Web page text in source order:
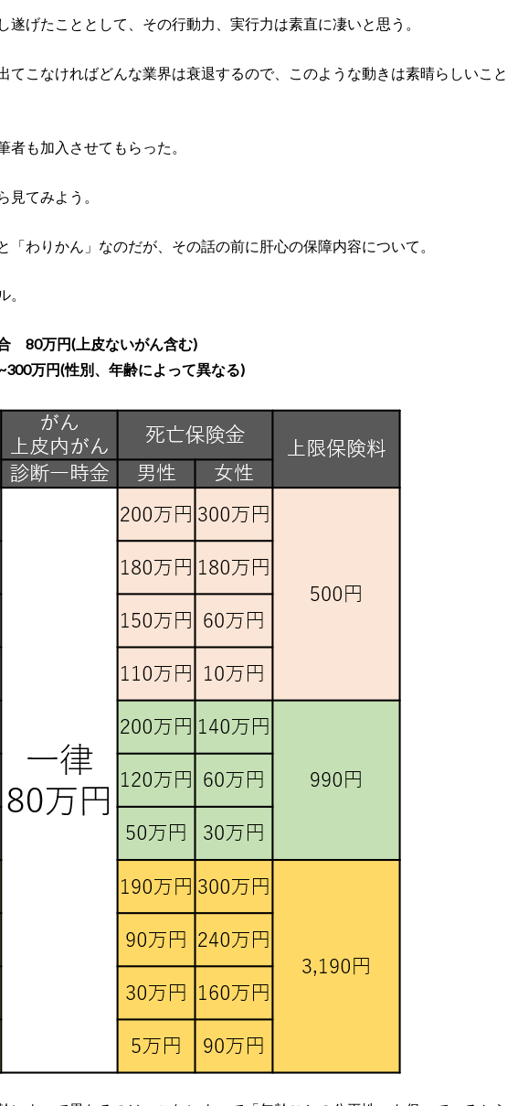
遂げたこととして、その行動力、実行力は素直に凄いと思う。
てこなければどんな業界は衰退するので、このような動きは素晴らしいこと
者も加入させてもらった。
見てみよう。
「わりかん」なのだが、その話の前に肝心の保障内容について。
。
80万円(上皮ないがん含む)
万円(性別、年齢によって異なる)